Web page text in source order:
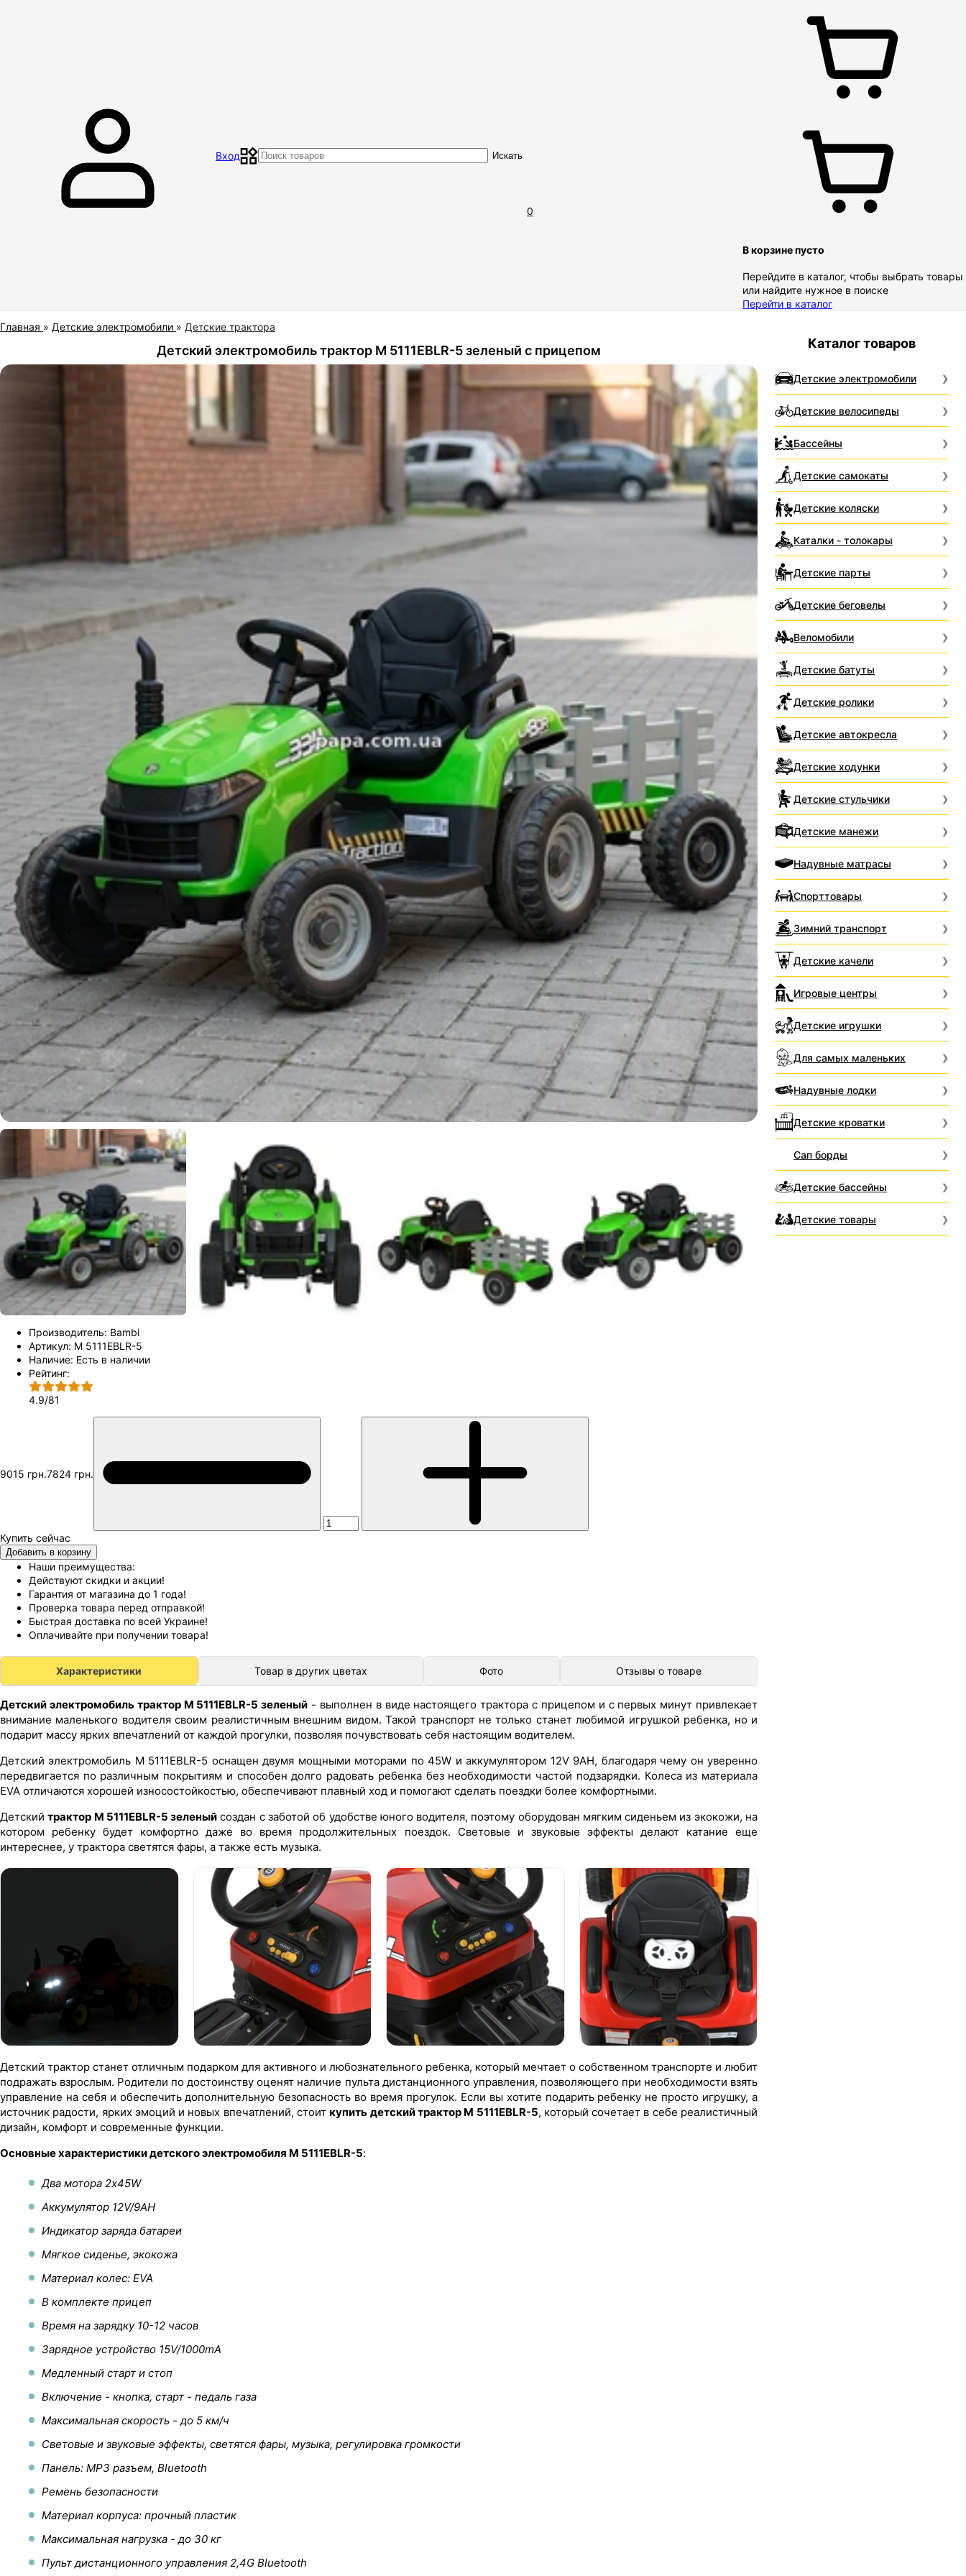
МагазинКонтакты ОтзывыДоставка и оплатаОбмен и возврат товара
Вход Искать
0
В корзине пусто
Перейдите в каталог, чтобы выбрать товары
или найдите нужное в поиске
Перейти в каталог
Главная » Детские электромобили » Детские трактора
Детский электромобиль трактор M 5111EBLR-5 зеленый с прицепом
Производитель: Bambi
Артикул: M 5111EBLR-5
Наличие: Есть в наличии
Рейтинг:
4.9/81
9015 грн.7824 грн.
Добавить в корзину
Наши преимущества:
Действуют скидки и акции!
Гарантия от магазина до 1 года!
Проверка товара перед отправкой!
Быстрая доставка по всей Украине!
Оплачивайте при получении товара!
Характеристики Товар в других цветах Фото Отзывы о товаре
Детский электромобиль трактор M 5111EBLR-5 зеленый - выполнен в виде настоящего трактора с прицепом и с первых минут привлекает
внимание маленького водителя своим реалистичным внешним видом. Такой транспорт не только станет любимой игрушкой ребенка, но и
подарит массу ярких впечатлений от каждой прогулки, позволяя почувствовать себя настоящим водителем.
Детский электромобиль M 5111EBLR-5 оснащен двумя мощными моторами по 45W и аккумулятором 12V 9AH, благодаря чему он уверенно
передвигается по различным покрытиям и способен долго радовать ребенка без необходимости частой подзарядки. Колеса из материала
EVA отличаются хорошей износостойкостью, обеспечивают плавный ход и помогают сделать поездки более комфортными.
Детскийтрактор M 5111EBLR-5 зеленый создан с заботой об удобстве юного водителя, поэтому оборудован мягким сиденьем из экокожи, на
котором ребенку будет комфортно даже во время продолжительных поездок. Световые и звуковые эффекты делают катание еще
интереснее, у трактора светятся фары, а также есть музыка.
Детский трактор станет отличным подарком для активного и любознательного ребенка, который мечтает о собственном транспорте и любит
подражать взрослым. Родители по достоинству оценят наличие пульта дистанционного управления, позволяющего при необходимости взять
управление на себя и обеспечить дополнительную безопасность во время прогулок. Если вы хотите подарить ребенку не просто игрушку, а
источник радости, ярких эмоций и новых впечатлений, стоиткупить детский трактор M 5111EBLR-5, который сочетает в себе реалистичный
дизайн, комфорт и современные функции.
Основные характеристики детского электромобиля M 5111EBLR-5:
Два мотора 2х45W
Аккумулятор 12V/9AH
Индикатор заряда батареи
Мягкое сиденье, экокожа
Материал колес: EVA
В комплекте прицеп
Время на зарядку 10-12 часов
Зарядное устройство 15V/1000mA
Медленный старт и стоп
Включение - кнопка, старт - педаль газа
Максимальная скорость - до 5 км/ч
Световые и звуковые эффекты, светятся фары, музыка, регулировка громкости
Панель: MP3 разъем, Bluetooth
Ремень безопасности
Материал корпуса: прочный пластик
Максимальная нагрузка - до 30 кг
Пульт дистанционного управления 2,4G Bluetooth
Каталог товаров
Детские электромобили
Детские велосипеды
Бассейны
Детские самокаты
Детские коляски
Каталки - толокары
Детские парты
Детские беговелы
Веломобили
Детские батуты
Детские ролики
Детские автокресла
Детские ходунки
Детские стульчики
Детские манежи
Надувные матрасы
Спорттовары
Зимний транспорт
Детские качели
Игровые центры
Детские игрушки
Для самых маленьких
Надувные лодки
Детские кроватки
Сап борды
Детские бассейны
Детские товары